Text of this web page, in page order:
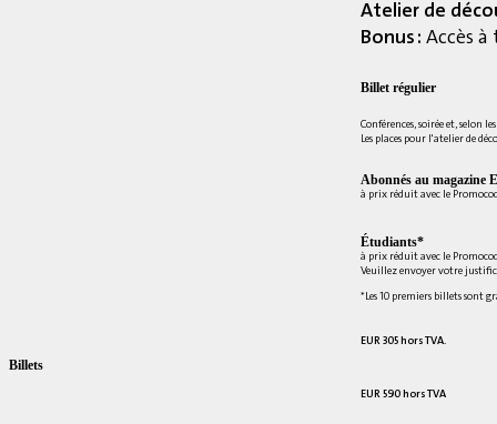
Atelier de
Bonus : Accès
Billet régulier
Conférences, soirée et, selon
Les places pour l'atelier de
Abonnés au magazine
à prix réduit avec le
Étudiants*
à prix réduit avec le
Veuillez envoyer votre
*Les 10 premiers billets sont
EUR 305 hors TVA.
EUR 590 hors TVA
Billets